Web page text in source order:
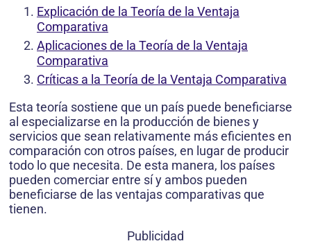
Explicación de la Teoría de la Ventaja
Comparativa
Aplicaciones de la Teoría de la Ventaja
Comparativa
Críticas a la Teoría de la Ventaja Comparativa
Esta teoría sostiene que un país puede beneficiarse
al especializarse en la producción de bienes y
servicios que sean relativamente más eficientes en
comparación con otros países, en lugar de producir
todo lo que necesita. De esta manera, los países
pueden comerciar entre sí y ambos pueden
beneficiarse de las ventajas comparativas que
tienen.
Publicidad